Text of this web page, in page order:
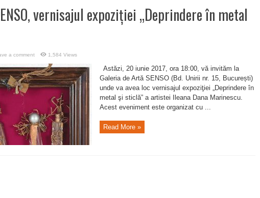
vernisajul expoziției „Deprindere în metal
a comment 1,584 Views
Astăzi, 20 iunie 2017, ora 18:00, vă invităm la
Galeria de Artă SENSO (Bd. Unirii nr. 15, București)
unde va avea loc vernisajul expoziţiei „Deprindere în
metal şi sticlă” a artistei Ileana Dana Marinescu.
Acest eveniment este organizat cu ...
Read More »